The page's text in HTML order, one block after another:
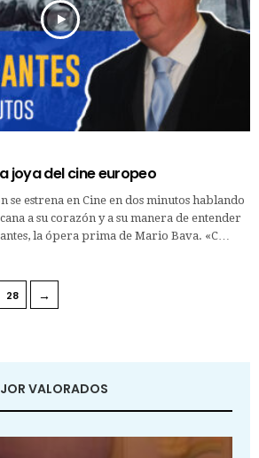
joya del cine europeo
se estrena en Cine en dos minutos hablando
a su corazón y a su manera de entender
la ópera prima de Mario Bava. «C…
28 →
VALORADOS